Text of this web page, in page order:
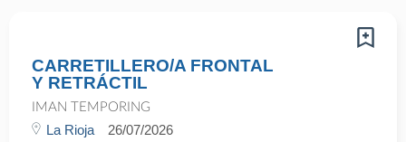
CARRETILLERO/A FRONTAL
Y RETRÁCTIL
IMAN TEMPORING
La Rioja 26/07/2026